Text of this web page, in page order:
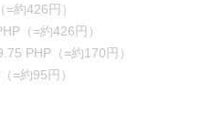
約426円）
（=約426円）
PHP（=約170円）
=約95円）